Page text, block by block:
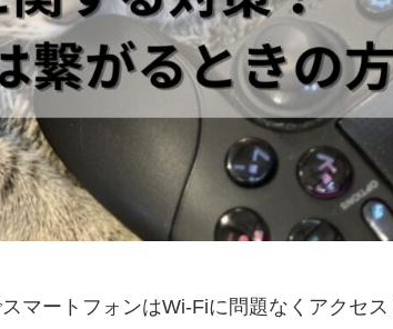
マートフォンはWi-Fiに問題なくアクセ